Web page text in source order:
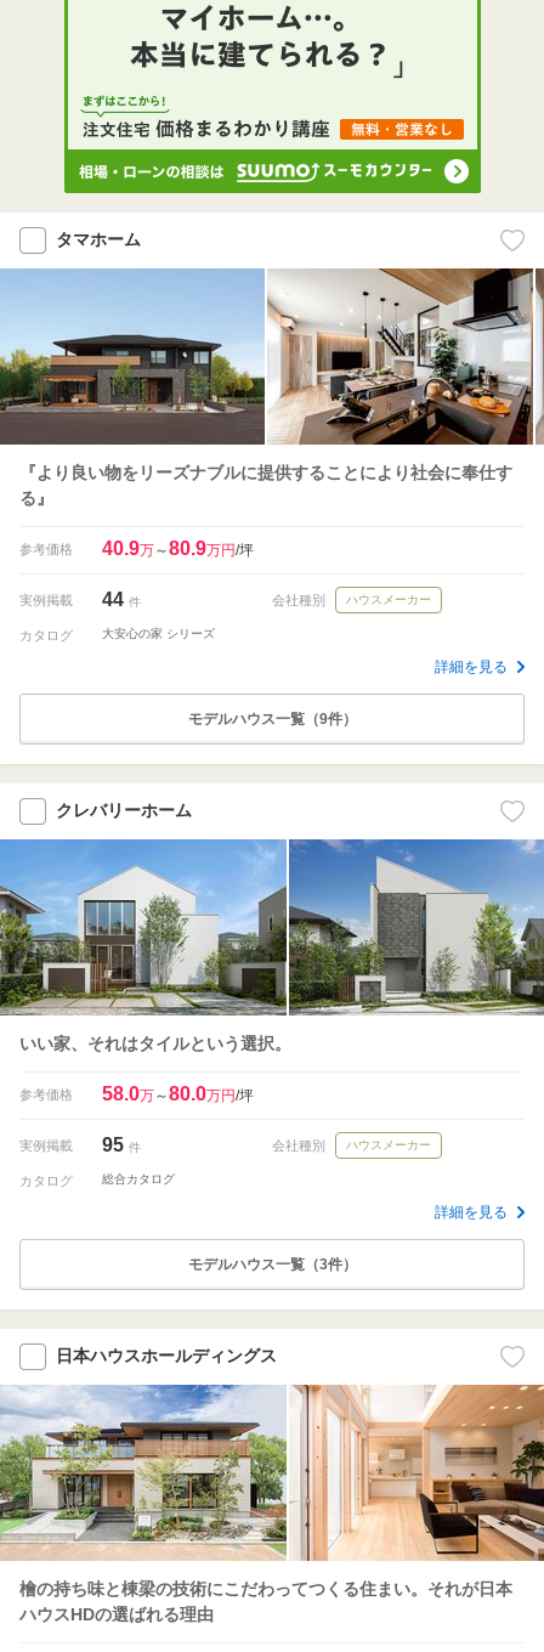
タマホーム
『より良い物をリーズナブルに提供することにより社会に奉仕す
る』
参考価格 40.9万～80.9万円/坪
実例掲載 44 件 会社種別 ハウスメーカー
カタログ 大安心の家 シリーズ
詳細を見る
モデルハウス一覧（9件）
クレバリーホーム
いい家、それはタイルという選択。
参考価格 58.0万～80.0万円/坪
実例掲載 95 件 会社種別 ハウスメーカー
カタログ 総合カタログ
詳細を見る
モデルハウス一覧（3件）
日本ハウスホールディングス
檜の持ち味と棟梁の技術にこだわってつくる住まい。それが日本
ハウスHDの選ばれる理由